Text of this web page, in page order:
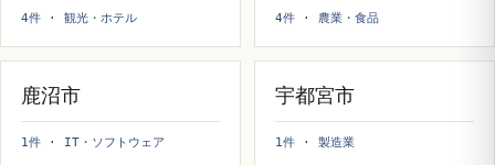
4件 · 観光・ホテル 4件 · 農業・食品
鹿沼市
1件 · IT・ソフトウェア
宇都宮市
1件 · 製造業